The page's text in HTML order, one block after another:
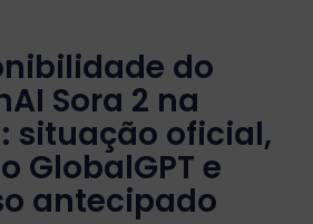
do
Sora 2 na
situação oficial,
GlobalGPT e
antecipado